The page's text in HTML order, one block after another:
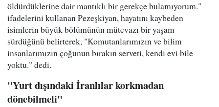
öldürdüklerine dair mantıklı bir gerekçe bulamıyorum."
ifadelerini kullanan Pezeşkiyan, hayatını kaybeden
isimlerin büyük bölümünün mütevazı bir yaşam
sürdüğünü belirterek, "Komutanlarımızın ve bilim
insanlarımızın çoğunun bırakın serveti, kendi evi bile
yoktu." dedi.
"Yurt dışındaki İranlılar korkmadan
dönebilmeli"